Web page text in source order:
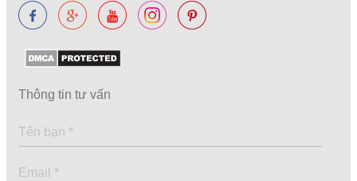
Thông tin tư vấn